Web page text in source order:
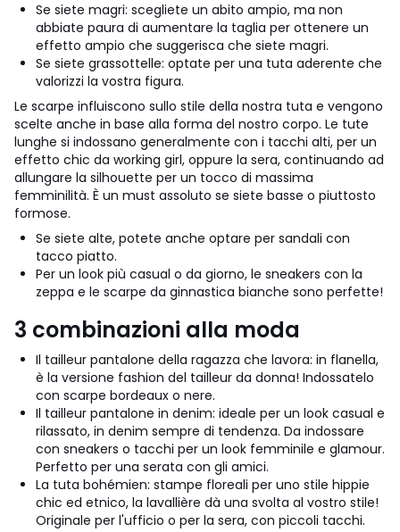
Se siete magri: scegliete un abito ampio, ma non
abbiate paura di aumentare la taglia per ottenere un
effetto ampio che suggerisca che siete magri.
Se siete grassottelle: optate per una tuta aderente che
valorizzi la vostra figura.
Le scarpe influiscono sullo stile della nostra tuta e vengono
scelte anche in base alla forma del nostro corpo. Le tute
lunghe si indossano generalmente con i tacchi alti, per un
effetto chic da working girl, oppure la sera, continuando ad
allungare la silhouette per un tocco di massima
femminilità. È un must assoluto se siete basse o piuttosto
formose.
Se siete alte, potete anche optare per sandali con
tacco piatto.
Per un look più casual o da giorno, le sneakers con la
zeppa e le scarpe da ginnastica bianche sono perfette!
3 combinazioni alla moda
Il tailleur pantalone della ragazza che lavora: in flanella,
è la versione fashion del tailleur da donna! Indossatelo
con scarpe bordeaux o nere.
Il tailleur pantalone in denim: ideale per un look casual e
rilassato, in denim sempre di tendenza. Da indossare
con sneakers o tacchi per un look femminile e glamour.
Perfetto per una serata con gli amici.
La tuta bohémien: stampe floreali per uno stile hippie
chic ed etnico, la lavallière dà una svolta al vostro stile!
Originale per l'ufficio o per la sera, con piccoli tacchi.